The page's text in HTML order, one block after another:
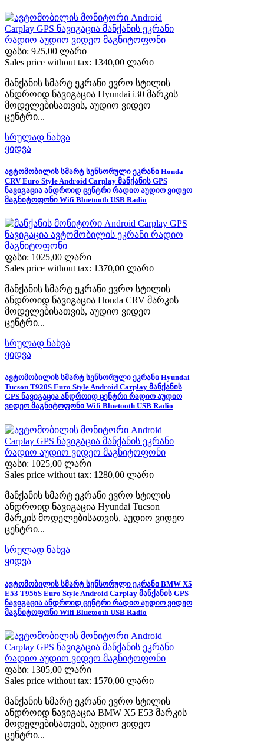
ფასი: 925,00 ლარი
Sales price without tax: 1340,00 ლარი
მანქანის სმარტ ეკრანი ევრო სტილის
ანდროიდ ნავიგაცია Hyundai i30 მარკის
მოდელებისათვის, აუდიო ვიდეო
ცენტრი...
სრულად ნახვა
ყიდვა
ავტომობილის სმარტ სენსორული ეკრანი Honda
CRV Euro Style Android Carplay მანქანის GPS
ნავიგაცია ანდროიდ ცენტრი რადიო აუდიო ვიდეო
მაგნიტოფონი Wifi Bluetooth USB Radio
ფასი: 1025,00 ლარი
Sales price without tax: 1370,00 ლარი
მანქანის სმარტ ეკრანი ევრო სტილის
ანდროიდ ნავიგაცია Honda CRV მარკის
მოდელებისათვის, აუდიო ვიდეო
ცენტრი...
სრულად ნახვა
ყიდვა
ავტომობილის სმარტ სენსორული ეკრანი Hyundai
Tucson T920S Euro Style Android Carplay მანქანის
GPS ნავიგაცია ანდროიდ ცენტრი რადიო აუდიო
ვიდეო მაგნიტოფონი Wifi Bluetooth USB Radio
ფასი: 1025,00 ლარი
Sales price without tax: 1280,00 ლარი
მანქანის სმარტ ეკრანი ევრო სტილის
ანდროიდ ნავიგაცია Hyundai Tucson
მარკის მოდელებისათვის, აუდიო ვიდეო
ცენტრი...
სრულად ნახვა
ყიდვა
ავტომობილის სმარტ სენსორული ეკრანი BMW X5
E53 T956S Euro Style Android Carplay მანქანის GPS
ნავიგაცია ანდროიდ ცენტრი რადიო აუდიო ვიდეო
მაგნიტოფონი Wifi Bluetooth USB Radio
ფასი: 1305,00 ლარი
Sales price without tax: 1570,00 ლარი
მანქანის სმარტ ეკრანი ევრო სტილის
ანდროიდ ნავიგაცია BMW X5 E53 მარკის
მოდელებისათვის, აუდიო ვიდეო
ცენტრი...